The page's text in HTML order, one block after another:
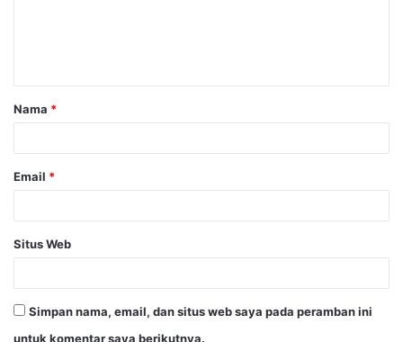
a
r
Nama *
Email *
Situs Web
Simpan nama, email, dan situs web saya pada peramban ini
untuk komentar saya berikutnya.